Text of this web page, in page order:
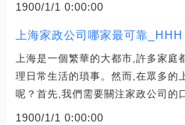
1900/1/1 0:00:00
上海家政公司哪家最可靠_HHH
上海是一個繁華的大都市,許多家庭
理日常生活的瑣事。然而,在眾多的
呢？首先,我們需要關注家政公司的
1900/1/1 0:00:00